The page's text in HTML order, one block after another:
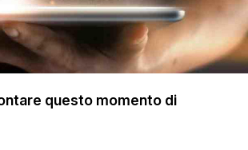
questo momento di